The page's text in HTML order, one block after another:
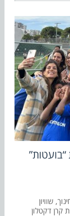
שוויון
קרן דקטלון